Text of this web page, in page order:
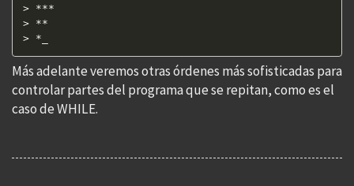
> ***
> **
> *_
Más adelante veremos otras órdenes más sofisticadas para
controlar partes del programa que se repitan, como es el
caso de WHILE.